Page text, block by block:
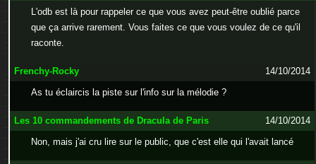
L'odb est là pour rappeler ce que vous avez peut-être oublié parce
que ça arrive rarement. Vous faites ce que vous voulez de ce qu'il
raconte.
Frenchy-Rocky
14/10/2014
As tu éclaircis la piste sur l'info sur la mélodie ?
Les 10 commandements de Dracula de Paris
14/10/2014
Non, mais j'ai cru lire sur le public, que c'est elle qui l'avait lancé